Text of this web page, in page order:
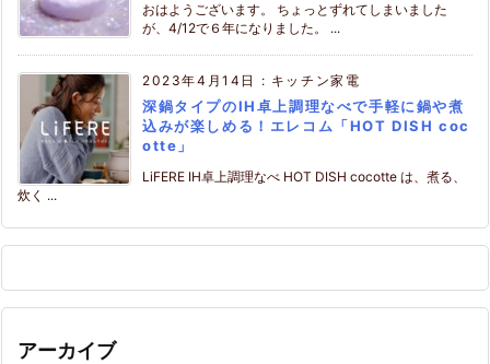
おはようございます。 ちょっとずれてしまいました
が、4/12で６年になりました。 ...
2023年4月14日 : キッチン家電
深鍋タイプのIH卓上調理なべで手軽に鍋や煮
込みが楽しめる！エレコム「HOT DISH coc
otte」
LiFERE IH卓上調理なべ HOT DISH cocotte は、煮る、
炊く ...
アーカイブ